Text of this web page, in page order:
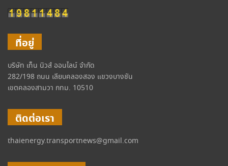
ที่อยู่
บริษัท เท็น นิวส์ ออนไลน์ จำกัด
282/198 ถนน เลียบคลองสอง แขวงบางชัน
เขตคลองสามวา กทม. 10510
ติดต่อเรา
thaienergy.transportnews@gmail.com